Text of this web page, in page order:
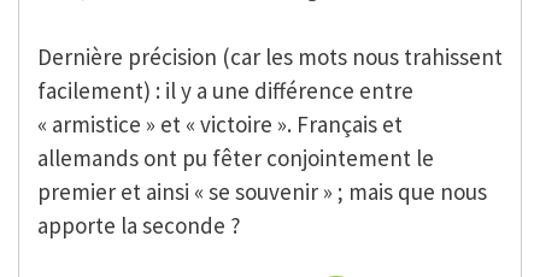
Dernière précision (car les mots nous trahissent
facilement) : il y a une différence entre
« armistice » et « victoire ». Français et
allemands ont pu fêter conjointement le
premier et ainsi « se souvenir » ; mais que nous
apporte la seconde ?